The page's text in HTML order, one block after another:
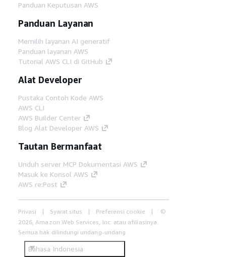
Panduan Keputusan AWS
Panduan Layanan
Memilih layanan AI generatif
Panduan layanan AWS
Tutorial AWS CLI di GitHub
Alat Developer
Pustaka Contoh Kode AWS
AWS CLI
AWS Builder Center
Blog Alat Developer AWS
Tautan Bermanfaat
Unduh server MCP Dokumentasi AWS
Masuk ke Konsol AWS
AWS re:Post
Privasi Syarat situs Preferensi cookie
©
2026, Amazon Web Services, Inc. atau afiliasinya.
Semua hak dilindungi undang-undang.
Bahasa Indonesia